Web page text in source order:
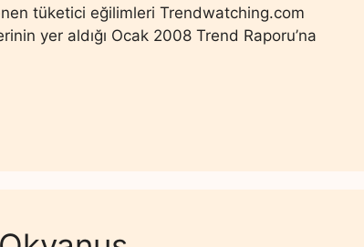
tüketici eğilimleri Trendwatching.com
yer aldığı Ocak 2008 Trend Raporu’na